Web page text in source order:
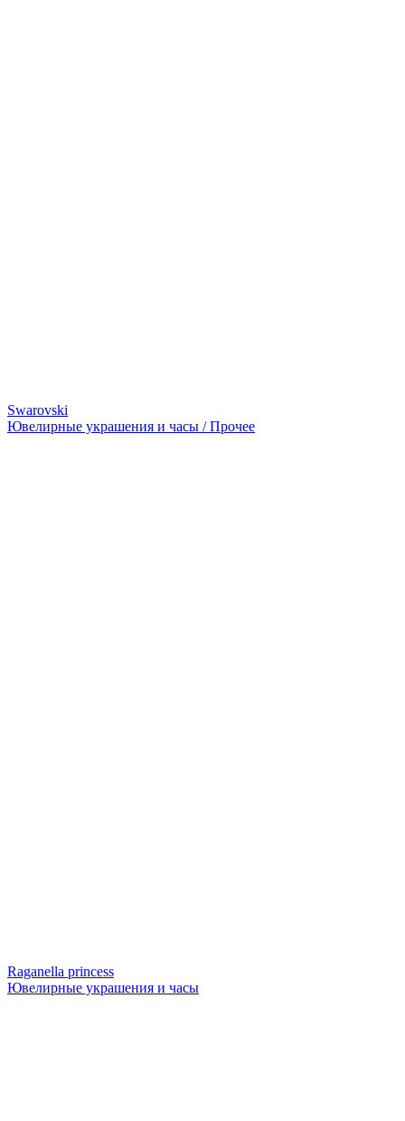
Swarovski
Ювелирные украшения и часы / Прочее
Raganella princess
Ювелирные украшения и часы